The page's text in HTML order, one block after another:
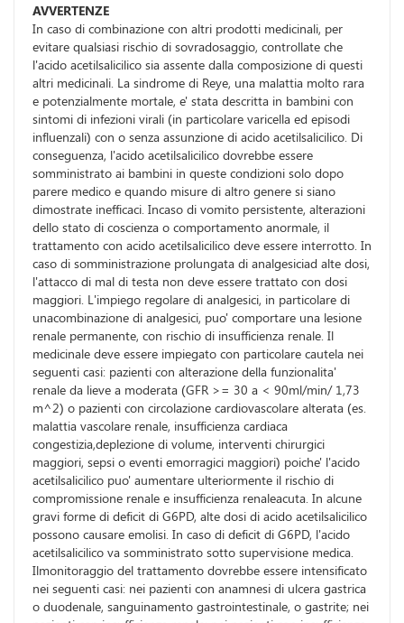
AVVERTENZE
In caso di combinazione con altri prodotti medicinali, per
evitare qualsiasi rischio di sovradosaggio, controllate che
l'acido acetilsalicilico sia assente dalla composizione di questi
altri medicinali. La sindrome di Reye, una malattia molto rara
e potenzialmente mortale, e' stata descritta in bambini con
sintomi di infezioni virali (in particolare varicella ed episodi
influenzali) con o senza assunzione di acido acetilsalicilico. Di
conseguenza, l'acido acetilsalicilico dovrebbe essere
somministrato ai bambini in queste condizioni solo dopo
parere medico e quando misure di altro genere si siano
dimostrate inefficaci. Incaso di vomito persistente, alterazioni
dello stato di coscienza o comportamento anormale, il
trattamento con acido acetilsalicilico deve essere interrotto. In
caso di somministrazione prolungata di analgesiciad alte dosi,
l'attacco di mal di testa non deve essere trattato con dosi
maggiori. L'impiego regolare di analgesici, in particolare di
unacombinazione di analgesici, puo' comportare una lesione
renale permanente, con rischio di insufficienza renale. Il
medicinale deve essere impiegato con particolare cautela nei
seguenti casi: pazienti con alterazione della funzionalita'
renale da lieve a moderata (GFR >= 30 a < 90ml/min/ 1,73
m^2) o pazienti con circolazione cardiovascolare alterata (es.
malattia vascolare renale, insufficienza cardiaca
congestizia,deplezione di volume, interventi chirurgici
maggiori, sepsi o eventi emorragici maggiori) poiche' l'acido
acetilsalicilico puo' aumentare ulteriormente il rischio di
compromissione renale e insufficienza renaleacuta. In alcune
gravi forme di deficit di G6PD, alte dosi di acido acetilsalicilico
possono causare emolisi. In caso di deficit di G6PD, l'acido
acetilsalicilico va somministrato sotto supervisione medica.
Ilmonitoraggio del trattamento dovrebbe essere intensificato
nei seguenti casi: nei pazienti con anamnesi di ulcera gastrica
o duodenale, sanguinamento gastrointestinale, o gastrite; nei